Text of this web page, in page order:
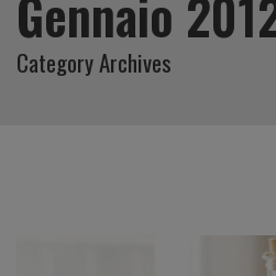
Gennaio
Category Archives